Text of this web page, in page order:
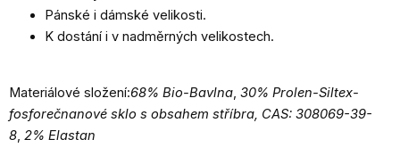
Pánské i dámské velikosti.
K dostání i v nadměrných velikostech.
Materiálové složení:68% Bio-Bavlna 30% Prolen-Siltex-
fosforečnanové sklo s obsahem stříbra, CAS: 308069-39-
8 2% Elastan